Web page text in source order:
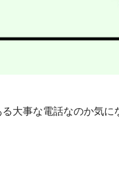
大事な電話なのか気に